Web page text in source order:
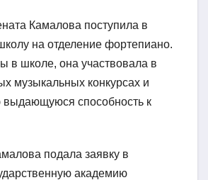
Камалова поступила в
на отделение фортепиано.
в школе, она участвовала в
музыкальных конкурсах и
выдающуюся способность к
подала заявку в
академию